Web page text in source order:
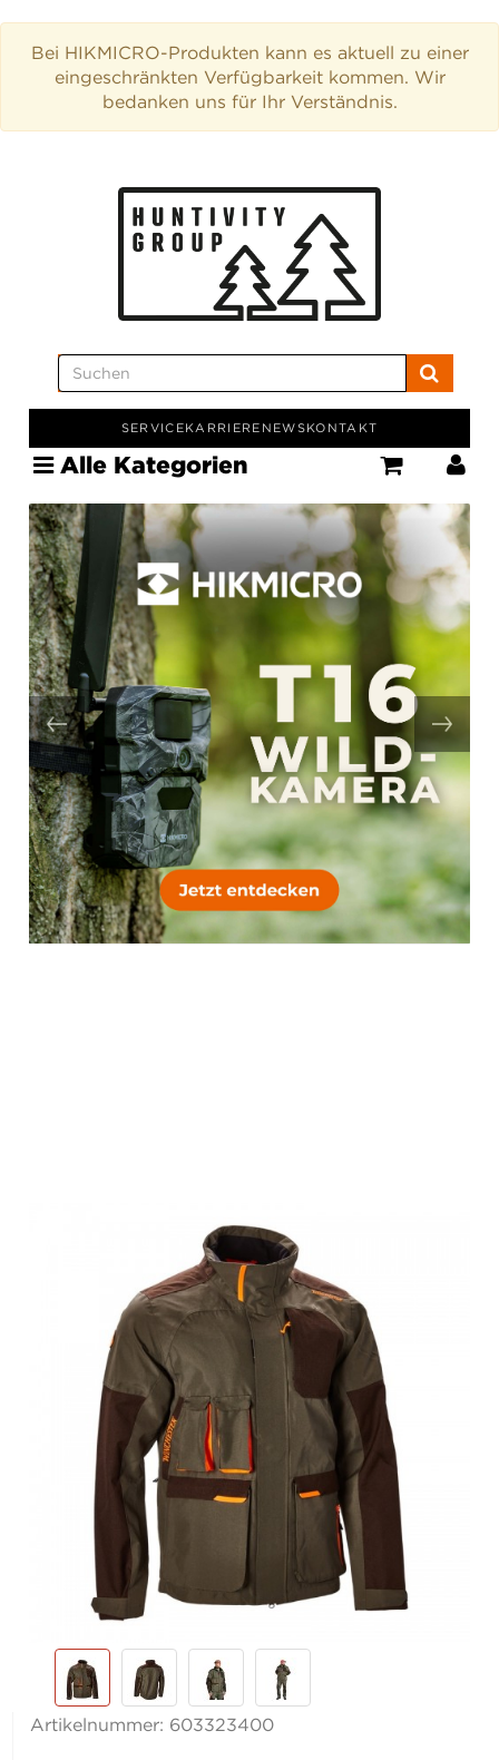
Bei HIKMICRO-Produkten kann es aktuell zu einer
eingeschränkten Verfügbarkeit kommen. Wir
bedanken uns für Ihr Verständnis.
SERVICEKARRIERE NEWSKONTAKT
Alle Kategorien
Artikelnummer: 603323400